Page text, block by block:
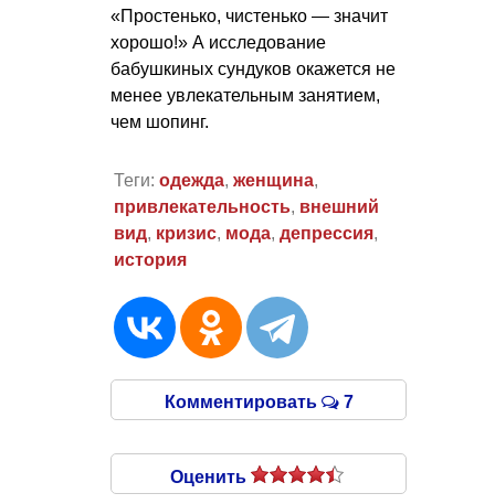
«Простенько, чистенько — значит
хорошо!» А исследование
бабушкиных сундуков окажется не
менее увлекательным занятием,
чем шопинг.
Теги: одежда, женщина,
привлекательность, внешний
вид, кризис, мода, депрессия,
история
Комментировать 7
Оценить